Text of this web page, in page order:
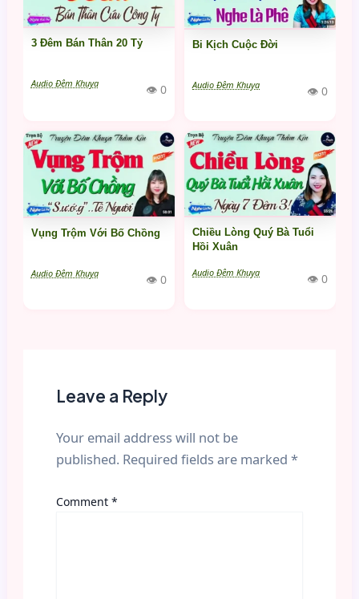
3 Đêm Bán Thân 20 Tỷ
Audio Đêm Khuya 👁 0
Bi Kịch Cuộc Đời
Audio Đêm Khuya 👁 0
Vụng Trộm Với Bố Chồng
Audio Đêm Khuya 👁 0
Chiều Lòng Quý Bà Tuổi
Hồi Xuân
Audio Đêm Khuya 👁 0
Leave a Reply
Your email address will not be
published. Required fields are marked *
Comment *